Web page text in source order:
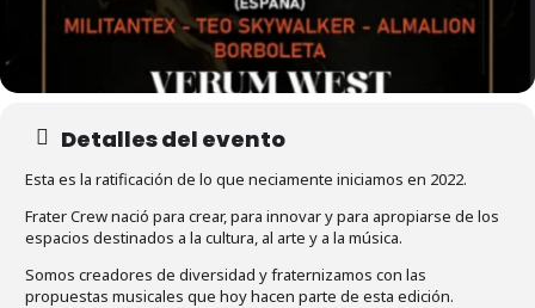
Detalles del evento
Esta es la ratificación de lo que neciamente iniciamos en 2022.
Frater Crew nació para crear, para innovar y para apropiarse de los
espacios destinados a la cultura, al arte y a la música.
Somos creadores de diversidad y fraternizamos con las
propuestas musicales que hoy hacen parte de esta edición.